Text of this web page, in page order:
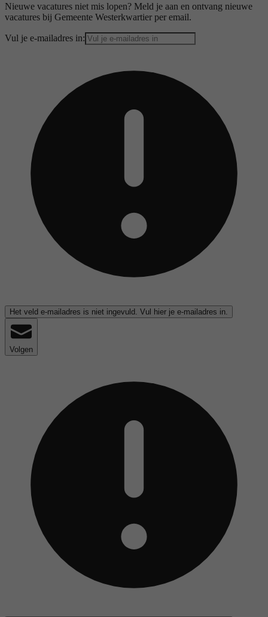
Nieuwe vacatures niet mis lopen? Meld je aan en ontvang nieuwe
vacatures bij Gemeente Westerkwartier per email.
Vul je e-mailadres in:
Het veld e-mailadres is niet ingevuld. Vul hier je e-mailadres in.
Volgen